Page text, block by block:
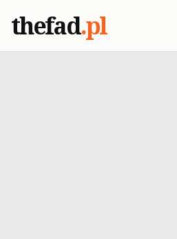
thefad.pl